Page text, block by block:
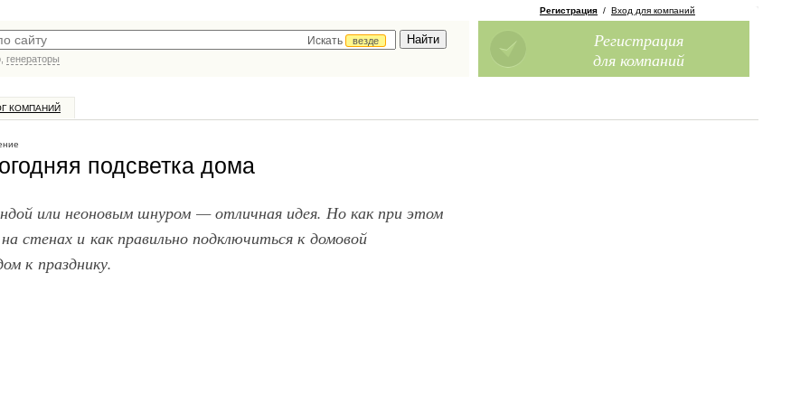
Искать
везде
генераторы
Регистрация / Вход для компаний
Регистрация
для компаний
КОМПАНИЙ
подсветка дома
или неоновым шнуром — отличная идея. Но как при этом
стенах и как правильно подключиться к домовой
к празднику.